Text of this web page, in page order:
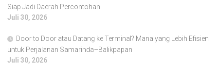
Siap Jadi Daerah Percontohan
Juli 30, 2026
Door to Door atau Datang ke Terminal? Mana yang Lebih Efisien
untuk Perjalanan Samarinda–Balikpapan
Juli 30, 2026